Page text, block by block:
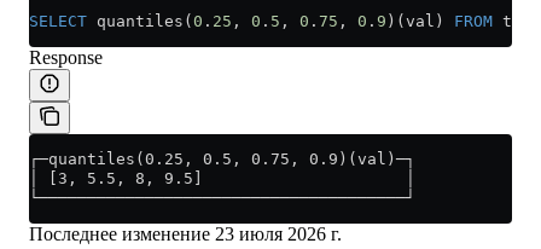
SELECT quantiles( 0 . 25 , 0 . 5 , 0 . 75 , 0 . 9 )(val) FROM t;
Response
┌─quantiles(0.25, 0.5, 0.75, 0.9)(val)─┐
│ [3, 5.5, 8, 9.5]                     │
└──────────────────────────────────────┘
Последнее изменение 23 июля 2026 г.